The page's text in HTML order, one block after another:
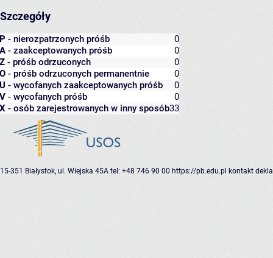
Szczegóły
P - nierozpatrzonych próśb
0
A - zaakceptowanych próśb
0
Z - próśb odrzuconych
0
O - próśb odrzuconych permanentnie
0
U - wycofanych zaakceptowanych próśb
0
V - wycofanych próśb
0
X - osób zarejestrowanych w inny sposób33
15-351 Białystok, ul. Wiejska 45A tel: +48 746 90 00 https://pb.edu.pl kontakt